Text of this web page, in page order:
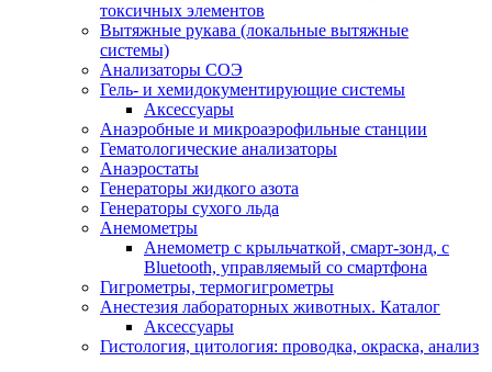
токсичных элементов
Вытяжные рукава (локальные вытяжные
системы)
Анализаторы СОЭ
Гель- и хемидокументирующие системы
Аксессуары
Анаэробные и микроаэрофильные станции
Гематологические анализаторы
Анаэростаты
Генераторы жидкого азота
Генераторы сухого льда
Анемометры
Анемометр с крыльчаткой, смарт-зонд, с
Bluetooth, управляемый со смартфона
Гигрометры, термогигрометры
Анестезия лабораторных животных. Каталог
Аксессуары
Гистология, цитология: проводка, окраска, анализ